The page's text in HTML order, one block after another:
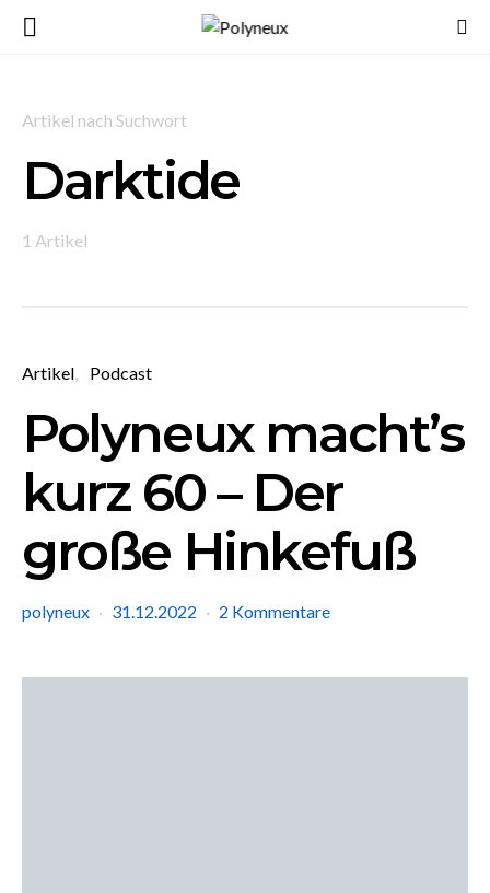
Artikel nach Suchwort
Darktide
1 Artikel
Artikel Podcast
Polyneux macht’s
kurz 60 – Der
große Hinkefuß
polyneux 31.12.2022 2 Kommentare